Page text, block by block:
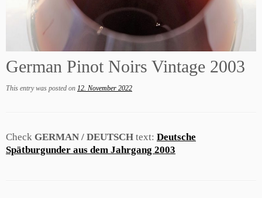
German Pinot Noirs Vintage 2003
This entry was posted on 12. November 2022
Check GERMAN / DEUTSCH text: Deutsche
Spätburgunder aus dem Jahrgang 2003